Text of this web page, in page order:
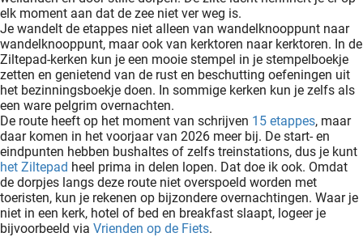
elk moment aan dat de zee niet ver weg is.
Je wandelt de etappes niet alleen van wandelknooppunt naar
wandelknooppunt, maar ook van kerktoren naar kerktoren. In de
Ziltepad-kerken kun je een mooie stempel in je stempelboekje
zetten en genietend van de rust en beschutting oefeningen uit
het bezinningsboekje doen. In sommige kerken kun je zelfs als
een ware pelgrim overnachten.
De route heeft op het moment van schrijven 15 etappes, maar
daar komen in het voorjaar van 2026 meer bij. De start- en
eindpunten hebben bushaltes of zelfs treinstations, dus je kunt
het Ziltepad heel prima in delen lopen. Dat doe ik ook. Omdat
de dorpjes langs deze route niet overspoeld worden met
toeristen, kun je rekenen op bijzondere overnachtingen. Waar je
niet in een kerk, hotel of bed en breakfast slaapt, logeer je
bijvoorbeeld via Vrienden op de Fiets.